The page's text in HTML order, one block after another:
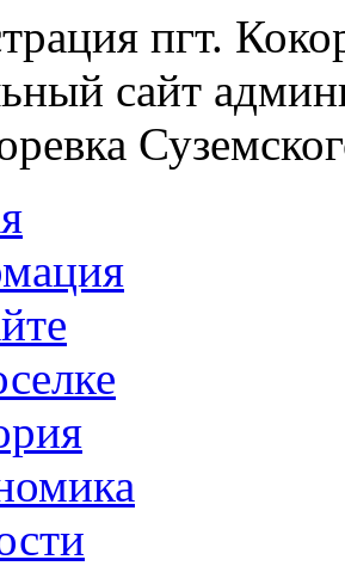
пгт.
сайт